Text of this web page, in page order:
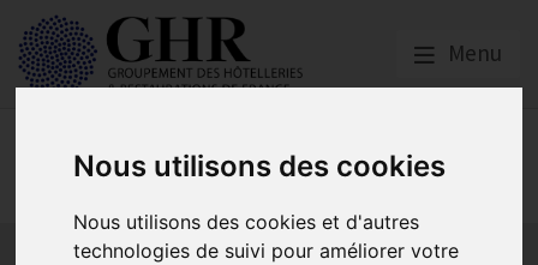
Nous utilisons des cookies
Nous utilisons des cookies et d'autres
technologies de suivi pour améliorer votre
Menu
Emploi, Formation et
Handicap
Actualité 2026 Nos Métiers
Offres d’Emploi